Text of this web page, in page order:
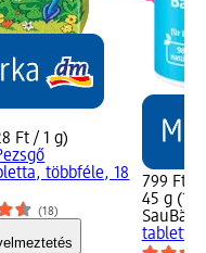
Ft / 1 g)
többféle, 18
(18)
799 Ft
45 g
SauBär
tabletta,